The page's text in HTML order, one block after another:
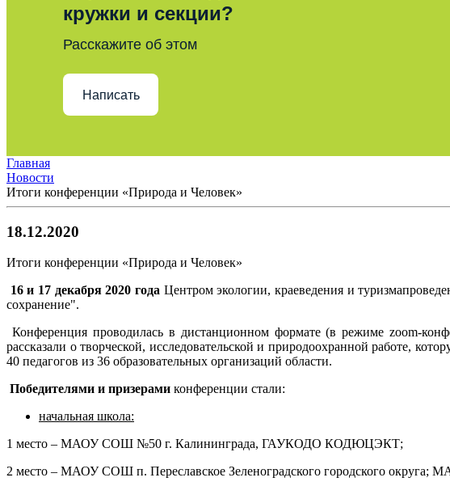
кружки и секции?
Расскажите об этом
Написать
Главная
Новости
Итоги конференции «Природа и Человек»
18.12.2020
Итоги конференции «Природа и Человек»
16 и 17 декабря 2020 года Центром экологии, краеведения и
сохранение".
Конференция проводилась в дистанционном формате (в режиме zoom-
рассказали о творческой, исследовательской и природоохранной работе,
40 педагогов из 36 образовательных организаций области.
Победителями и призерами конференции стали:
начальная школа:
1 место – МАОУ СОШ №50 г. Калининграда, ГАУКОДО КОДЮЦЭКТ;
2 место – МАОУ СОШ п. Переславское Зеленоградского городского округа;